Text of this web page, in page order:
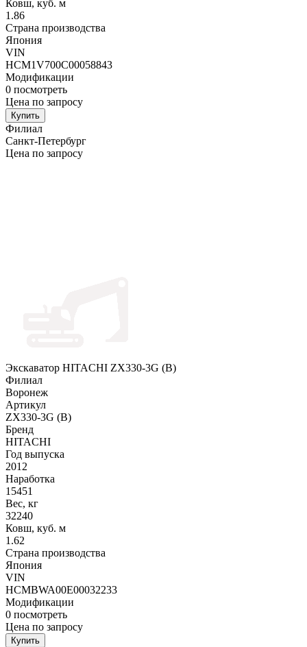
Ковш, куб. м
1.86
Страна производства
Япония
VIN
HCM1V700C00058843
Модификации
0 посмотреть
Цена по запросу
Купить
Филиал
Санкт-Петербург
Цена по запросу
Экскаватор HITACHI ZX330-3G (B)
Филиал
Воронеж
Артикул
ZX330-3G (B)
Бренд
HITACHI
Год выпуска
2012
Наработка
15451
Вес, кг
32240
Ковш, куб. м
1.62
Страна производства
Япония
VIN
HCMBWA00E00032233
Модификации
0 посмотреть
Цена по запросу
Купить